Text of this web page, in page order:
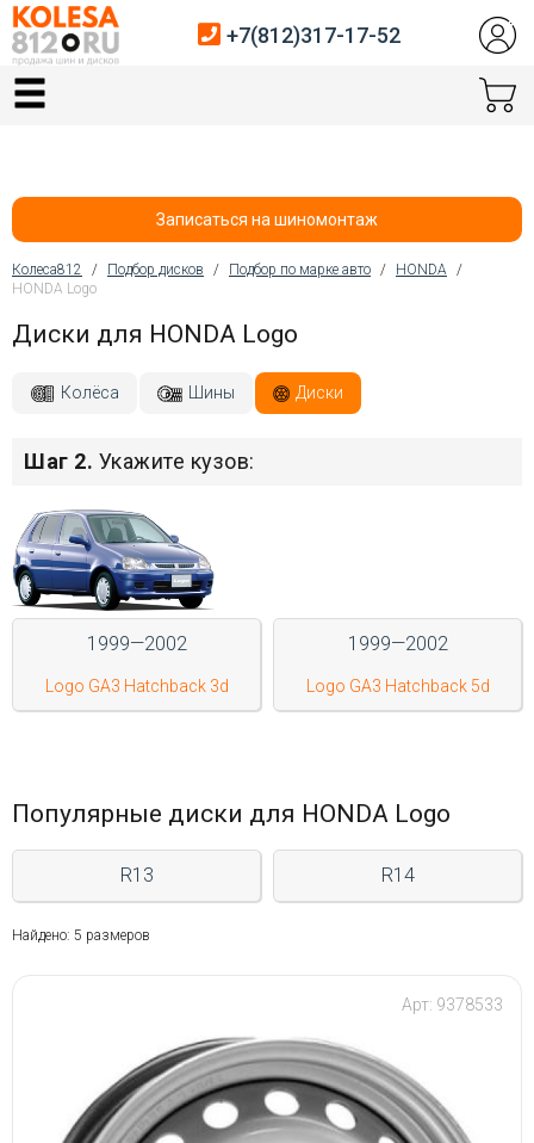
Главная
Автосервис
Покупателям
Контакты
Войти на сайт
+7(812)317-
17-
C
9:00
до
C
+7(812)317-17-52
Записаться на шиномонтаж
Вы здесь
Колеса812 / Подбор дисков / Подбор по марке авто / HONDA /
HONDA Logo
Диски для HONDA Logo
Колёса Шины Диски
Шаг 2. Укажите кузов:
1999—2002
Logo GA3 Hatchback 3d
1999—2002
Logo GA3 Hatchback 5d
Популярные диски для HONDA Logo
R13 R14
Найдено: 5 размеров
Арт: 9378533